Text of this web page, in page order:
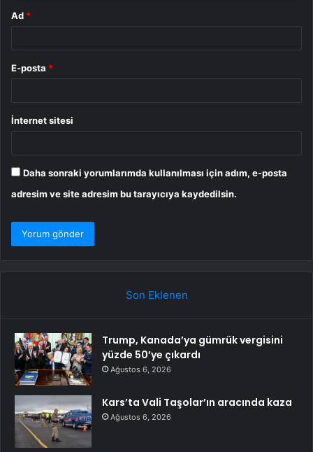
Ad *
E-posta *
İnternet sitesi
Daha sonraki yorumlarımda kullanılması için adım, e-posta
adresim ve site adresim bu tarayıcıya kaydedilsin.
Son Eklenen
Trump, Kanada’ya gümrük vergisini
yüzde 50’ye çıkardı
Ağustos 6, 2026
Kars’ta Vali Taşolar’ın aracında kaza
Ağustos 6, 2026